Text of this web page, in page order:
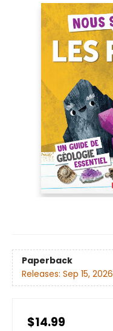
Paperback
Releases: Sep 15, 2026
$14.99